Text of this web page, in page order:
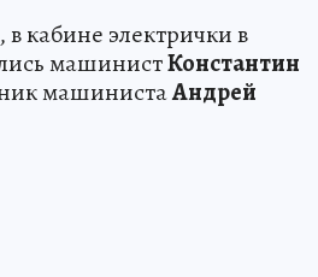
в кабине электрички в
машинистКонстантин
машинистаАндрей